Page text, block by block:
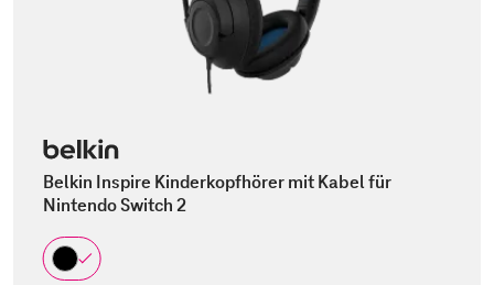
Belkin Inspire Kinderkopfhörer mit Kabel für
Nintendo Switch 2